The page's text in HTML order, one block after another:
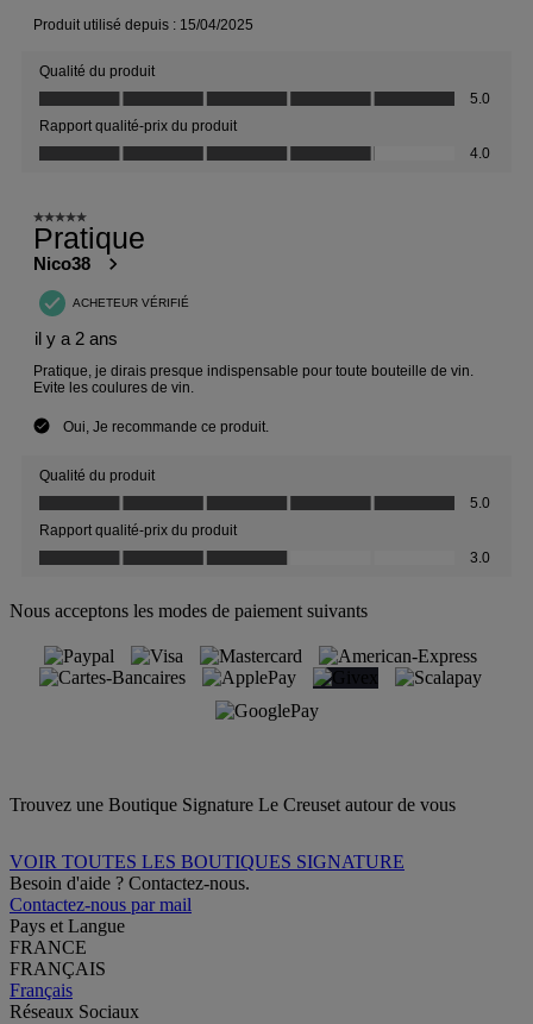
Nous acceptons les modes de paiement suivants
Trouvez une Boutique Signature Le Creuset autour de vous
VOIR TOUTES LES BOUTIQUES SIGNATURE
Besoin d'aide ? Contactez-nous.
Contactez-nous par mail
Pays et Langue
FRANCE
FRANÇAIS
Français
Réseaux Sociaux